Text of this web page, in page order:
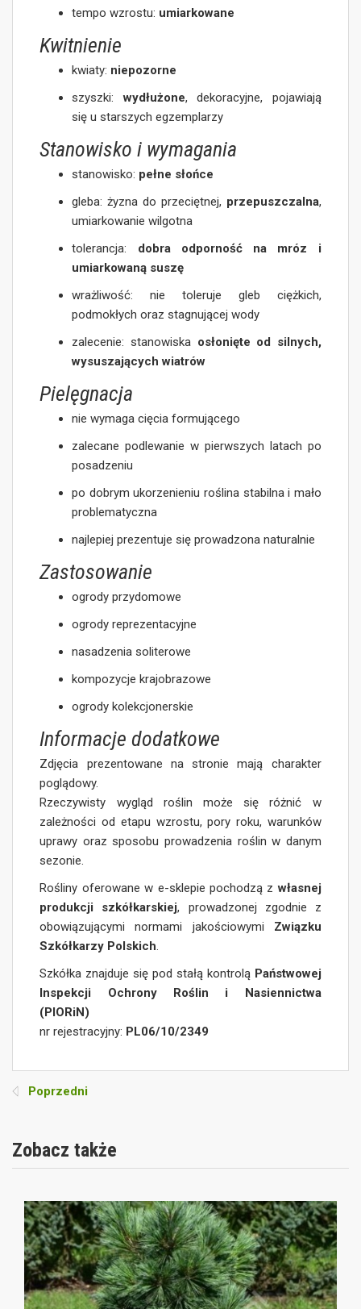
tempo wzrostu: umiarkowane
Kwitnienie
kwiaty: niepozorne
szyszki:wydłużone, dekoracyjne, pojawiają
się u starszych egzemplarzy
Stanowisko i wymagania
stanowisko: pełne słońce
gleba: żyzna do przeciętnej, przepuszczalna,
umiarkowanie wilgotna
tolerancja: dobra odporność na mróz i
umiarkowaną suszę
wrażliwość: nie toleruje gleb ciężkich,
podmokłych oraz stagnującej wody
zalecenie: stanowiska osłonięte od silnych,
wysuszających wiatrów
Pielęgnacja
nie wymaga cięcia formującego
zalecane podlewanie w pierwszych latach po
posadzeniu
po dobrym ukorzenieniu roślina stabilna i mało
problematyczna
najlepiej prezentuje się prowadzona naturalnie
Zastosowanie
ogrody przydomowe
ogrody reprezentacyjne
nasadzenia soliterowe
kompozycje krajobrazowe
ogrody kolekcjonerskie
Informacje dodatkowe
Zdjęcia prezentowane na stronie mają charakter
poglądowy.
Rzeczywisty wygląd roślin może się różnić w
zależności od etapu wzrostu, pory roku, warunków
uprawy oraz sposobu prowadzenia roślin w danym
sezonie.
Rośliny oferowane w e-sklepie pochodzą zwłasnej
produkcji szkółkarskiej, prowadzonej zgodnie z
obowiązującymi normami jakościowymi Związku
Szkółkarzy Polskich.
Szkółka znajduje się pod stałą kontrolą Państwowej
Inspekcji Ochrony Roślin i Nasiennictwa
(PIORiN)
nr rejestracyjny: PL06/10/2349
Poprzedni
Zobacz także